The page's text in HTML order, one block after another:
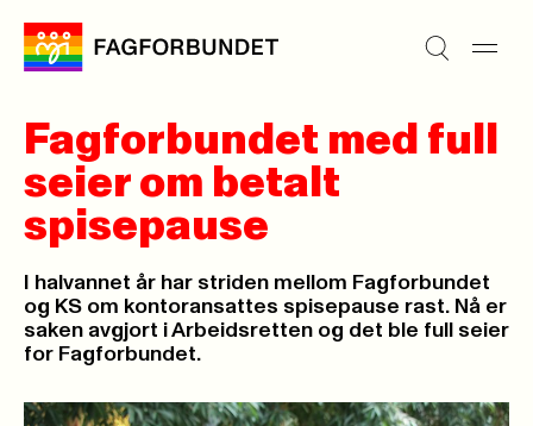
Fagforbundet med full
seier om betalt
spisepause
I halvannet år har striden mellom Fagforbundet
og KS om kontoransattes spisepause rast. Nå er
saken avgjort i Arbeidsretten og det ble full seier
for Fagforbundet.